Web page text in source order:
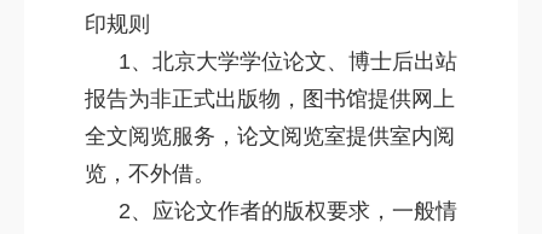
印规则
1、北京大学学位论文、博士后出站
报告为非正式出版物，图书馆提供网上
全文阅览服务，论文阅览室提供室内阅
览，不外借。
2、应论文作者的版权要求，一般情